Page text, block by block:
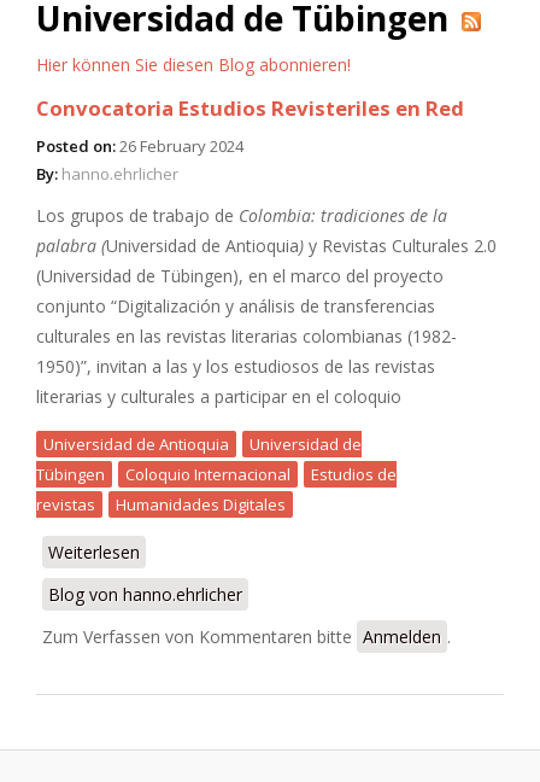
Universidad de Tübingen
Hier können Sie diesen Blog abonnieren!
Convocatoria Estudios Revisteriles en Red
Posted on:26 February 2024
By: hanno.ehrlicher
Los grupos de trabajo de Colombia: tradiciones de la
palabra (Universidad de Antioquia) y Revistas Culturales 2.0
(Universidad de Tübingen), en el marco del proyecto
conjunto “Digitalización y análisis de transferencias
culturales en las revistas literarias colombianas (1982-
1950)”, invitan a las y los estudiosos de las revistas
literarias y culturales a participar en el coloquio
Universidad de Antioquia
Universidad de
Tübingen
Coloquio Internacional
Estudios de
revistas
Humanidades Digitales
Weiterlesen
Blog von hanno.ehrlicher
Zum Verfassen von Kommentaren bitte Anmelden .